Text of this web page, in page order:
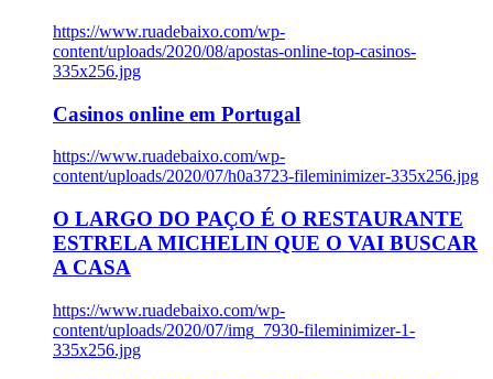
https://www.ruadebaixo.com/wp-
content/uploads/2020/08/apostas-online-top-casinos-
335x256.jpg
Casinos online em Portugal
https://www.ruadebaixo.com/wp-
content/uploads/2020/07/h0a3723-fileminimizer-335x256.jpg
O LARGO DO PAÇO É O RESTAURANTE
ESTRELA MICHELIN QUE O VAI BUSCAR
A CASA
https://www.ruadebaixo.com/wp-
content/uploads/2020/07/img_7930-fileminimizer-1-
335x256.jpg